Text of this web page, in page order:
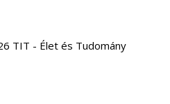
TIT - Élet és Tudomány